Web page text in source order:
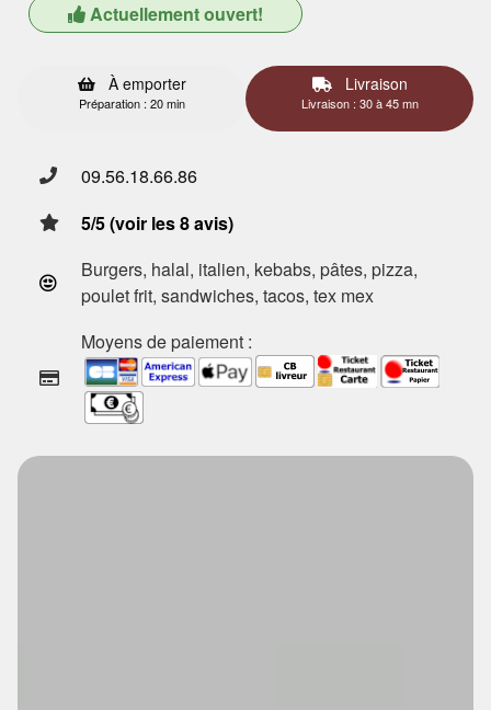
Actuellement ouvert!
À emporter
Préparation : 20 min
Livraison
Livraison : 30 à 45 mn
09.56.18.66.86
5/5 (voir les 8 avis)
Burgers, halal, italien, kebabs, pâtes, pizza,
poulet frit, sandwiches, tacos, tex mex
Moyens de paiement :